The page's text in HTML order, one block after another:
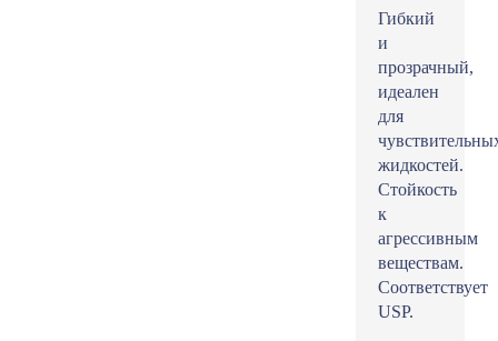
Гибкий
и
прозрачный,
идеален
для
жидкостей.
Стойкость
к
агрессивным
веществам.
Соответствует
USP.